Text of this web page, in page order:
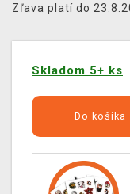
Zľava platí do
Skladom 5+ ks
Do košíka